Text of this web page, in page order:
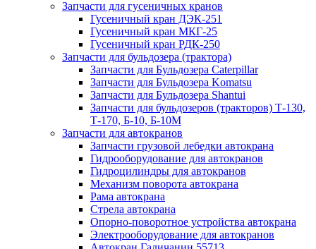
Запчасти для гусеничных кранов
Гусеничный кран ДЭК-251
Гусеничный кран МКГ-25
Гусеничный кран РДК-250
Запчасти для бульдозера (трактора)
Запчасти для Бульдозера Caterpillar
Запчасти для Бульдозера Komatsu
Запчасти для Бульдозера Shantui
Запчасти для бульдозеров (тракторов) Т-130,
Т-170, Б-10, Б-10М
Запчасти для автокранов
Запчасти грузовой лебедки автокрана
Гидрооборудование для автокранов
Гидроцилиндры для автокранов
Механизм поворота автокрана
Рама автокрана
Стрела автокрана
Опорно-поворотное устройства автокрана
Электрооборудование для автокранов